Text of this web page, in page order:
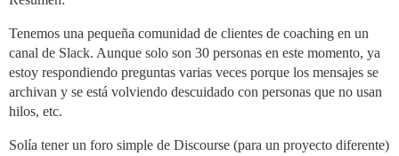
Tenemos una pequeña comunidad de clientes de coaching en un
canal de Slack. Aunque solo son 30 personas en este momento, ya
estoy respondiendo preguntas varias veces porque los mensajes se
archivan y se está volviendo descuidado con personas que no usan
hilos, etc.
Solía tener un foro simple de Discourse (para un proyecto diferente)